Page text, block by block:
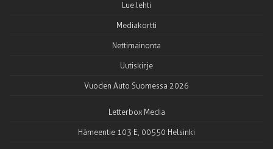
Lue lehti
Mediakortti
Nettimainonta
Uutiskirje
Vuoden Auto Suomessa 2026
Letterbox Media
Hämeentie 103 E, 00550 Helsinki